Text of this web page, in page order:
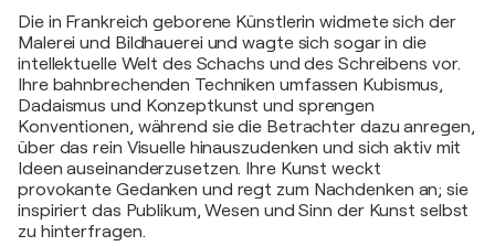
Die in Frankreich geborene Künstlerin widmete sich der
Malerei und Bildhauerei und wagte sich sogar in die
intellektuelle Welt des Schachs und des Schreibens vor.
Ihre bahnbrechenden Techniken umfassen Kubismus,
Dadaismus und Konzeptkunst und sprengen
Konventionen, während sie die Betrachter dazu anregen,
über das rein Visuelle hinauszudenken und sich aktiv mit
Ideen auseinanderzusetzen. Ihre Kunst weckt
provokante Gedanken und regt zum Nachdenken an; sie
inspiriert das Publikum, Wesen und Sinn der Kunst selbst
zu hinterfragen.